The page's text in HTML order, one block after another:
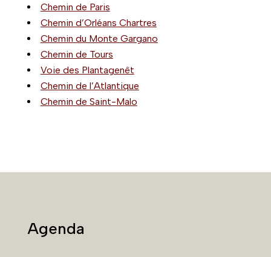
Chemin de Paris
Chemin d’Orléans Chartres
Chemin du Monte Gargano
Chemin de Tours
Voie des Plantagenêt
Chemin de l’Atlantique
Chemin de Saint-Malo
Agenda